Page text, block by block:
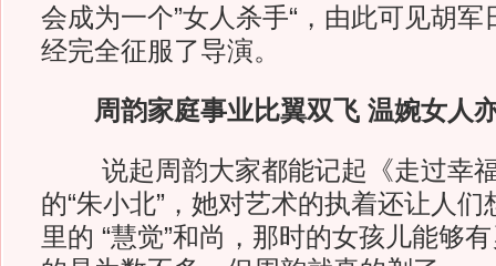
会成为一个”女人杀手“，由此可见胡
经完全征服了导演。
周韵家庭事业比翼双飞 温婉女人
说起周韵大家都能记起《走过幸福
的“朱小北”，她对艺术的执着还让人
里的 “慧觉”和尚，那时的女孩儿能够